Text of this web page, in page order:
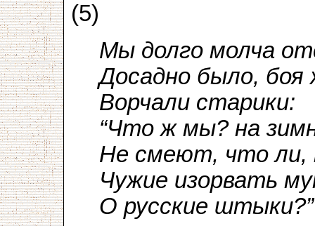
(5)
Мы долго молча
Досадно было, боя
Ворчали старики:
“Что ж мы? на
Не смеют, что ли,
Чужие изорвать
О русские штыки?”